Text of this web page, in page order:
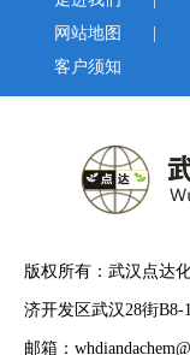
网站地图
客户须知
版权所有：武汉点达
济开发区武汉28街B8-
邮箱：